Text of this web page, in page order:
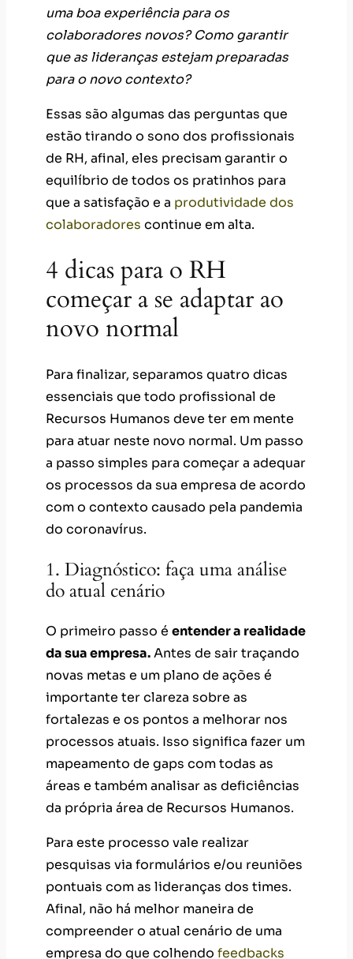
uma boa experiência para os
colaboradores novos? Como garantir
que as lideranças estejam preparadas
para o novo contexto?
Essas são algumas das perguntas que
estão tirando o sono dos profissionais
de RH, afinal, eles precisam garantir o
equilíbrio de todos os pratinhos para
que a satisfação e a produtividade dos
colaboradores continue em alta.
4 dicas para o RH
começar a se adaptar ao
novo normal
Para finalizar, separamos quatro dicas
essenciais que todo profissional de
Recursos Humanos deve ter em mente
para atuar neste novo normal. Um passo
a passo simples para começar a adequar
os processos da sua empresa de acordo
com o contexto causado pela pandemia
do coronavírus.
1. Diagnóstico: faça uma análise
do atual cenário
O primeiro passo é entender a realidade
da sua empresa.Antes de sair traçando
novas metas e um plano de ações é
importante ter clareza sobre as
fortalezas e os pontos a melhorar nos
processos atuais. Isso significa fazer um
mapeamento de gaps com todas as
áreas e também analisar as deficiências
da própria área de Recursos Humanos.
Para este processo vale realizar
pesquisas via formulários e/ou reuniões
pontuais com as lideranças dos times.
Afinal, não há melhor maneira de
compreender o atual cenário de uma
empresa do que colhendo feedbacks